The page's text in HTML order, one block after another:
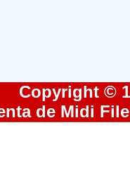
Copyright ©
de Midi